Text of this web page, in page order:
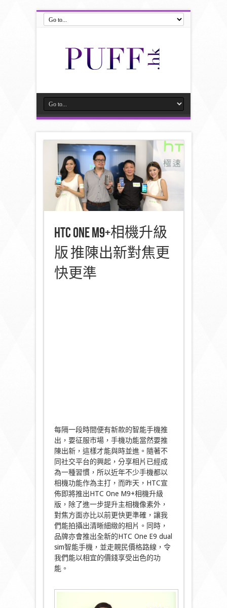
HTC One M9+相機升級
版 推陳出新對焦更
快更準
每隔一段時間便有新款的智能手機推
出，要征服市場，手機功能當然要推
陳出新，這樣才能與時並進。隨著不
同社交平台的興起，分享相片已經成
為一種習慣，所以近年不少手機都以
相機功能作為主打，而昨天，HTC宣
佈即將推出HTC One M9+相機升級
版，除了進一步提升主相機像素外，
對焦方面亦比以前更快更準確，讓我
們能拍攝出清晰細緻的相片。同時，
品牌亦會推出全新的HTC One E9 dual
sim智能手機，並走親民價格路線，令
我們能以相宜的價錢享受出色的功
能。